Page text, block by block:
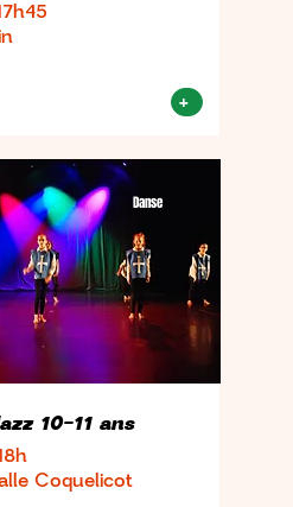
+
Danse
10-11 ans
Coquelicot